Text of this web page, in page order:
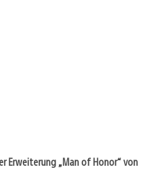
Erweiterung „Man of Honor“ von